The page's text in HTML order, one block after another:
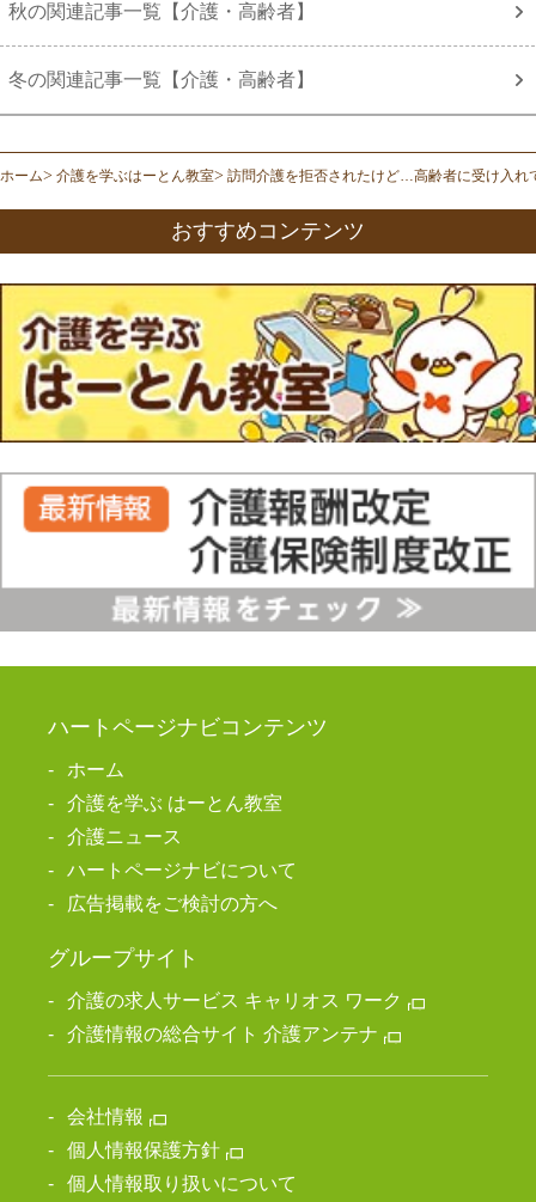
秋の関連記事一覧【介護・高齢者】
冬の関連記事一覧【介護・高齢者】
ホーム 介護を学ぶはーとん教室 訪問介護を拒否されたけど…高齢者に受け入れ
おすすめコンテンツ
ハートページナビコンテンツ
ホーム
介護を学ぶ はーとん教室
介護ニュース
ハートページナビについて
広告掲載をご検討の方へ
グループサイト
介護の求人サービス キャリオス ワーク
介護情報の総合サイト 介護アンテナ
会社情報
個人情報保護方針
個人情報取り扱いについて